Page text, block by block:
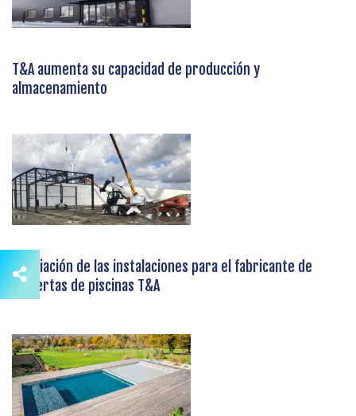
T&A aumenta su capacidad de producción y
almacenamiento
Ampliación de las instalaciones para el fabricante de
cubiertas de piscinas T&A